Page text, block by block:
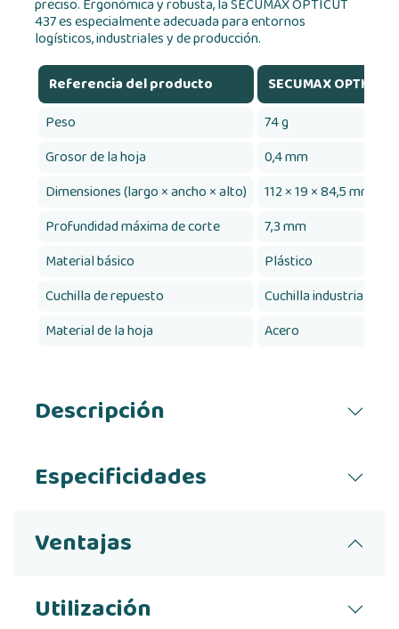
preciso. Ergonómica y robusta, la SECUMAX OPTICUT
437 es especialmente adecuada para entornos
logísticos, industriales y de producción.
Referencia del producto
SECUMAX OPTICUT
Peso
74 g
Grosor de la hoja
0,4 mm
Dimensiones (largo × ancho × alto)
112 × 19 × 84,5 mm
Profundidad máxima de corte
7,3 mm
Material básico
Plástico
Cuchilla de repuesto
Cuchilla industrial n.º
Material de la hoja
Acero
Descripción
Especificidades
Ventajas
Utilización